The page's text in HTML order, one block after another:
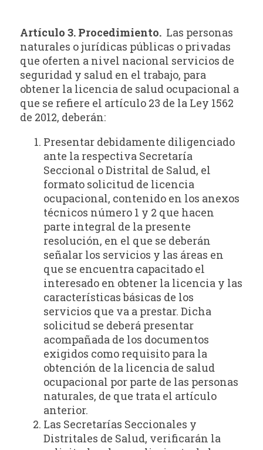
Artículo 3. Procedimiento. Las personas
naturales o jurídicas públicas o privadas
que oferten a nivel nacional servicios de
seguridad y salud en el trabajo, para
obtener la licencia de salud ocupacional a
que se refiere el artículo 23 de la Ley 1562
de 2012, deberán:
Presentar debidamente diligenciado
ante la respectiva Secretaría
Seccional o Distrital de Salud, el
formato solicitud de licencia
ocupacional, contenido en los anexos
técnicos número 1 y 2 que hacen
parte integral de la presente
resolución, en el que se deberán
señalar los servicios y las áreas en
que se encuentra capacitado el
interesado en obtener la licencia y las
características básicas de los
servicios que va a prestar. Dicha
solicitud se deberá presentar
acompañada de los documentos
exigidos como requisito para la
obtención de la licencia de salud
ocupacional por parte de las personas
naturales, de que trata el artículo
anterior.
Las Secretarías Seccionales y
Distritales de Salud, verificarán la